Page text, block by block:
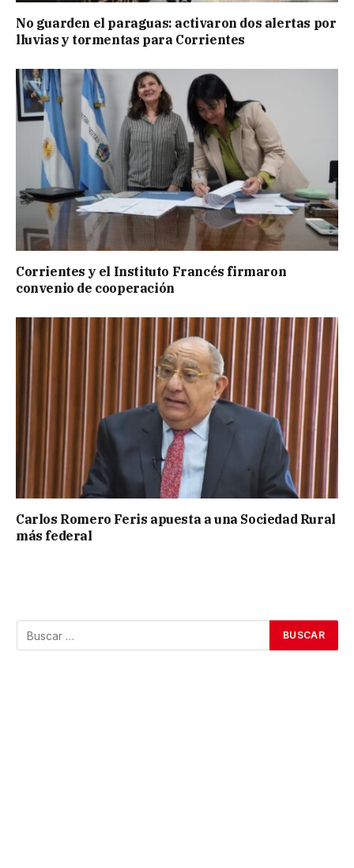
No guarden el paraguas: activaron dos alertas por
lluvias y tormentas para Corrientes
Corrientes y el Instituto Francés firmaron
convenio de cooperación
Carlos Romero Feris apuesta a una Sociedad Rural
más federal